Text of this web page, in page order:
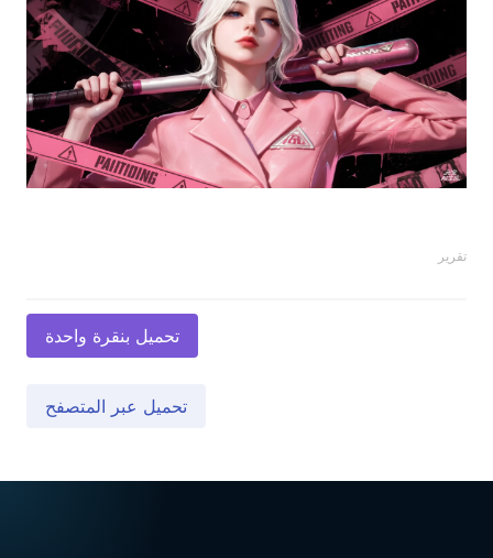
تقرير
تحميل بنقرة واحدة
تحميل عبر المتصفح